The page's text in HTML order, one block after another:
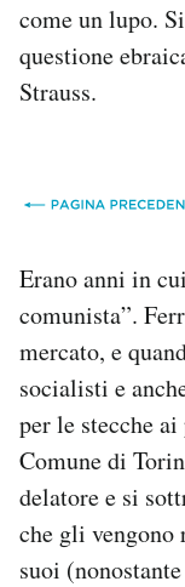
come un lupo.
questione
Strauss.
Erano anni in
comunista”.
mercato, e
socialisti e
per le stecche
Comune di
delatore e si
che gli vengono
suoi